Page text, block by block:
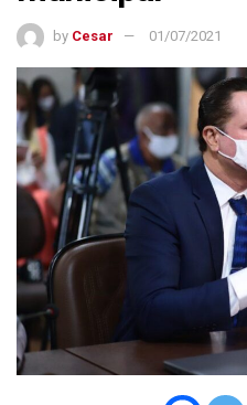
by Cesar 01/07/2021